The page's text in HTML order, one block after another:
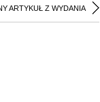
ARTYKUŁ Z WYDANIA